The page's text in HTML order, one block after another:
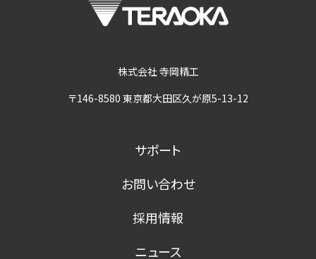
株式会社 寺岡精工
〒146-8580 東京都大田区久が原5-13-12
サポート
お問い合わせ
採用情報
ニュース